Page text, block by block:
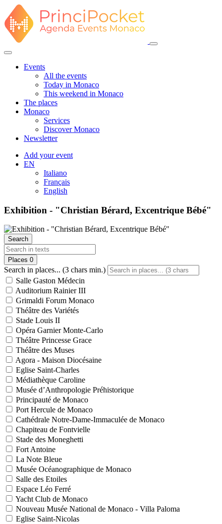
Events
All the events
Today in Monaco
This weekend in Monaco
The places
Monaco
Services
Discover Monaco
Newsletter
Add your event
EN
Italiano
Français
English
Exhibition - "Christian Bérard, Excentrique Bébé"
Search
Places 0
Search in places... (3 chars min.)
Salle Gaston Médecin
Auditorium Rainier III
Grimaldi Forum Monaco
Théâtre des Variétés
Stade Louis II
Opéra Garnier Monte-Carlo
Théâtre Princesse Grace
Théâtre des Muses
Agora - Maison Diocésaine
Eglise Saint-Charles
Médiathèque Caroline
Musée d’Anthropologie Préhistorique
Principauté de Monaco
Port Hercule de Monaco
Cathédrale Notre-Dame-Immaculée de Monaco
Chapiteau de Fontvielle
Stade des Moneghetti
Fort Antoine
La Note Bleue
Musée Océanographique de Monaco
Salle des Etoiles
Espace Léo Ferré
Yacht Club de Monaco
Nouveau Musée National de Monaco - Villa Paloma
Eglise Saint-Nicolas